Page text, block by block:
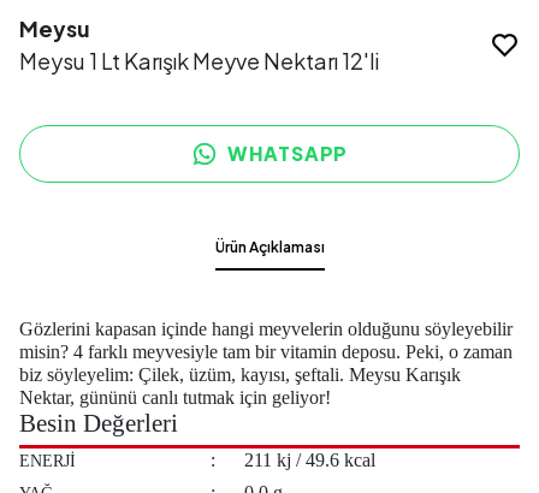
Meysu
Meysu 1 Lt Karışık Meyve Nektarı 12'li
WHATSAPP
Ürün Açıklaması
Gözlerini kapasan içinde hangi meyvelerin olduğunu söyleyebilir
misin? 4 farklı meyvesiyle tam bir vitamin deposu. Peki, o zaman
biz söyleyelim: Çilek, üzüm, kayısı, şeftali. Meysu Karışık
Nektar, gününü canlı tutmak için geliyor!
Besin Değerleri
ENERJİ : 211 kj / 49.6 kcal